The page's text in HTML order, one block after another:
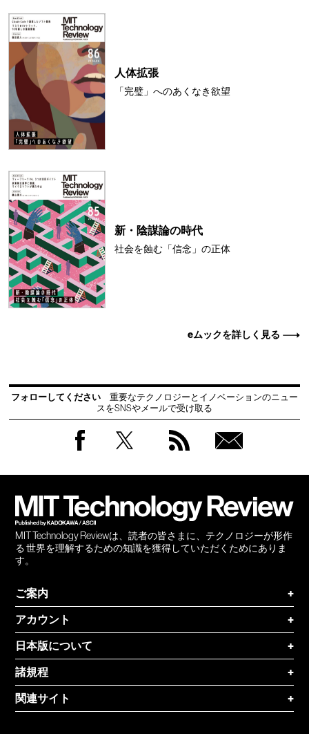
人体拡張
「完璧」へのあくなき欲望
新・陰謀論の時代
社会を蝕む「信念」の正体
eムックを詳しく見る
フォローしてください
重要なテクノロジーとイノベーションのニュー
スをSNSやメールで受け取る
MIT Technology Reviewは、読者の皆さまに、テクノロジーが形作
る 世界を理解するための知識を獲得していただくためにありま
す。
ご案内
+
アカウント
+
日本版について
+
諸規程
+
関連サイト
+